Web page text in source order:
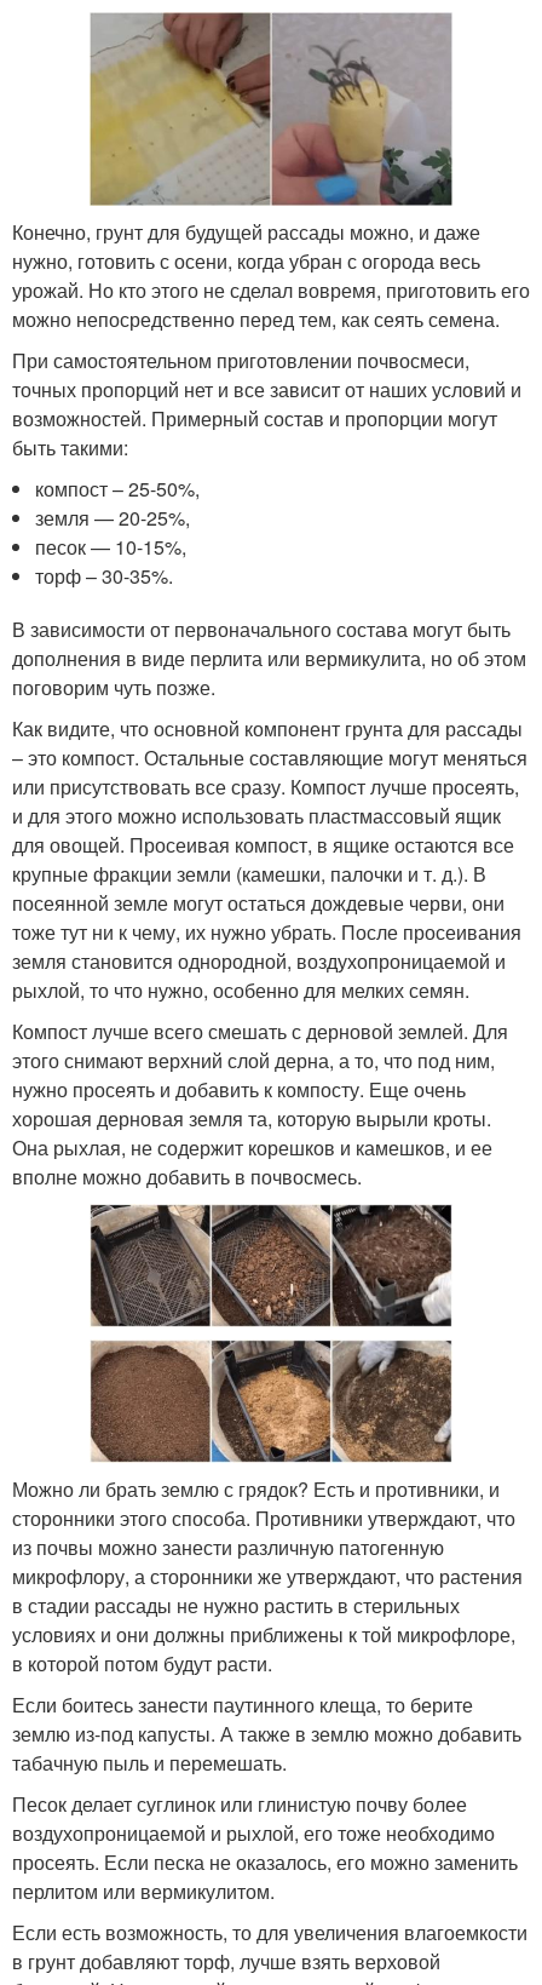
Конечно, грунт для будущей рассады можно, и даже
нужно, готовить с осени, когда убран с огорода весь
урожай. Но кто этого не сделал вовремя, приготовить его
можно непосредственно перед тем, как сеять семена.
При самостоятельном приготовлении почвосмеси,
точных пропорций нет и все зависит от наших условий и
возможностей. Примерный состав и пропорции могут
быть такими:
компост – 25-50%,
земля — 20-25%,
песок — 10-15%,
торф – 30-35%.
В зависимости от первоначального состава могут быть
дополнения в виде перлита или вермикулита, но об этом
поговорим чуть позже.
Как видите, что основной компонент грунта для рассады
– это компост. Остальные составляющие могут меняться
или присутствовать все сразу. Компост лучше просеять,
и для этого можно использовать пластмассовый ящик
для овощей. Просеивая компост, в ящике остаются все
крупные фракции земли (камешки, палочки и т. д.). В
посеянной земле могут остаться дождевые черви, они
тоже тут ни к чему, их нужно убрать. После просеивания
земля становится однородной, воздухопроницаемой и
рыхлой, то что нужно, особенно для мелких семян.
Компост лучше всего смешать с дерновой землей. Для
этого снимают верхний слой дерна, а то, что под ним,
нужно просеять и добавить к компосту. Еще очень
хорошая дерновая земля та, которую вырыли кроты.
Она рыхлая, не содержит корешков и камешков, и ее
вполне можно добавить в почвосмесь.
Можно ли брать землю с грядок? Есть и противники, и
сторонники этого способа. Противники утверждают, что
из почвы можно занести различную патогенную
микрофлору, а сторонники же утверждают, что растения
в стадии рассады не нужно растить в стерильных
условиях и они должны приближены к той микрофлоре,
в которой потом будут расти.
Если боитесь занести паутинного клеща, то берите
землю из-под капусты. А также в землю можно добавить
табачную пыль и перемешать.
Песок делает суглинок или глинистую почву более
воздухопроницаемой и рыхлой, его тоже необходимо
просеять. Если песка не оказалось, его можно заменить
перлитом или вермикулитом.
Если есть возможность, то для увеличения влагоемкости
в грунт добавляют торф, лучше взять верховой